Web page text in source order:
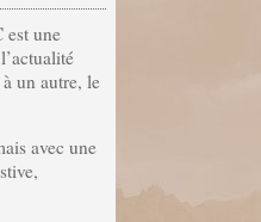
une
un autre, le
avec une